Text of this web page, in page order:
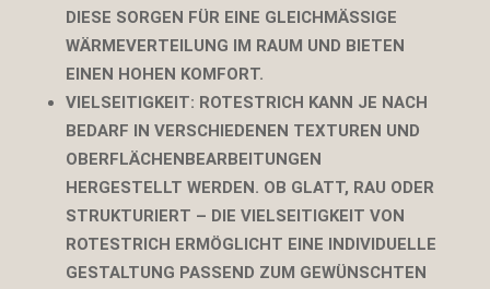
IESE SORGEN FÜR EINE GLEICHMÄSSIGE WÄ
RMEVERTEILUNG IM RAUM UND BIETEN EI
NEN HOHEN KOMFORT.
VIELSEITIGKEIT: ROTESTRICH KANN JE NACH
BEDARF IN VERSCHIEDENEN TEXTUREN UND
OBERFLÄCHENBEARBEITUNGEN
HERGESTELLT WERDEN. OB GLATT, RAU ODER
STRUKTURIERT – DIE VIELSEITIGKEIT VON
ROTESTRICH ERMÖGLICHT EINE INDIVIDUELLE
GESTALTUNG PASSEND ZUM GEWÜNSCHTEN